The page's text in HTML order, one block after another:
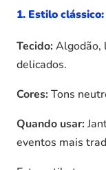
1. Estilo
Tecido:Algodão,
delicados.
Cores:Tons
Quando usar:
eventos mais